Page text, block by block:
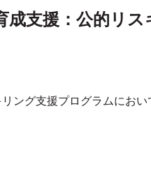
成支援：公的リ
ング支援プログラムにお